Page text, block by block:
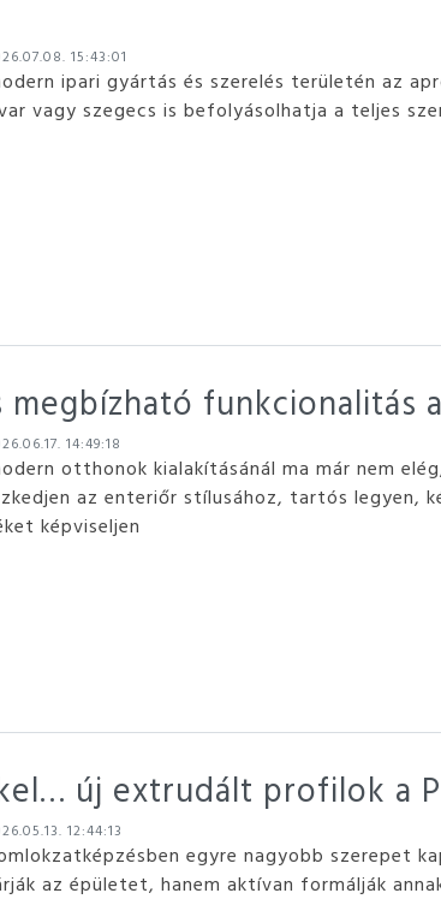
15:43:01
ipari gyártás és szerelés területén az
vagy szegecs is befolyásolhatja a teljes
funkcionalitás
14:49:18
otthonok kialakításánál ma már nem
az enteriőr stílusához, tartós legyen,
képviseljen
új extrudált profilok a
12:44:13
egyre nagyobb szerepet
az épületet, hanem aktívan formálják